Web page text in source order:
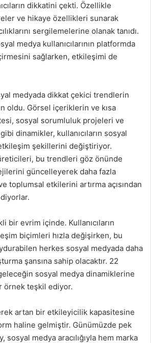
dikkatini çekti. Özellikle
ve hikaye özellikleri sunarak
sergilemelerine olanak tanıdı.
medya kullanıcılarının platformda
sağlarken, etkileşimi de
medyada dikkat çekici trendlerin
oldu. Görsel içeriklerin ve kısa
sosyal sorumluluk projeleri ve
dinamikler, kullanıcıların sosyal
şekillerini değiştiriyor.
bu trendleri göz önünde
güncelleyerek daha fazla
toplumsal etkilerini artırma açısından
bir evrim içinde. Kullanıcıların
biçimleri hızla değişirken, bu
herkes sosyal medyada daha
şansına sahip olacaktır. 22
sosyal medya dinamiklerine
örnek teşkil ediyor.
artan bir etkileyicilik kapasitesine
haline gelmiştir. Günümüzde pek
sosyal medya aracılığıyla hem marka